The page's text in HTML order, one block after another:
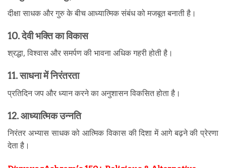
दीक्षा साधक और गुरु के बीच आध्यात्मिक संबंध को मजबूत बनाती है।
10. देवी भक्ति का विकास
श्रद्धा, विश्वास और समर्पण की भावना अधिक गहरी होती है।
11. साधना में निरंतरता
प्रतिदिन जप और ध्यान करने का अनुशासन विकसित होता है।
12. आध्यात्मिक उन्नति
निरंतर अभ्यास साधक को आत्मिक विकास की दिशा में आगे बढ़ने की प्रेरणा
देता है।